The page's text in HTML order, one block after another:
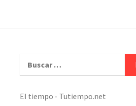
El tiempo - Tutiempo.net